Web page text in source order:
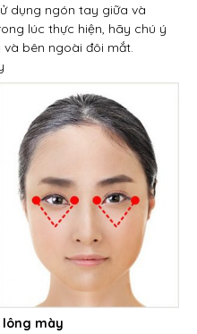
dụng ngón tay giữa và
lúc thực hiện, hãy chú ý
bên ngoài đôi mắt.
lông mày